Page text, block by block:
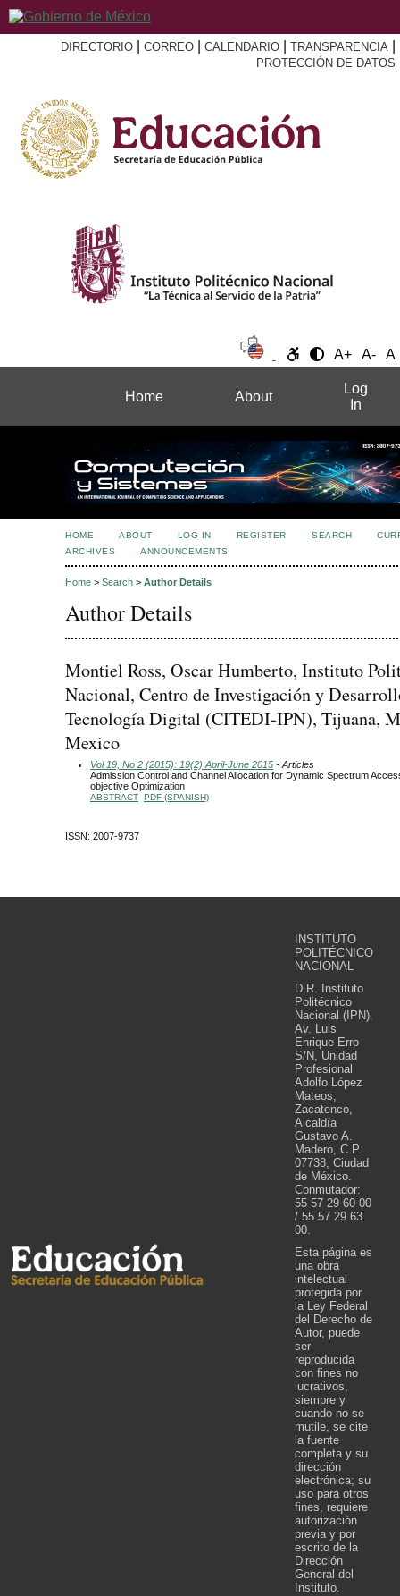
DIRECTORIO CORREO CALENDARIO TRANSPARENCIA
PROTECCIÓN DE DATOS
A+ A- A
Home About
Log
In
HOME ABOUT LOG IN REGISTER SEARCH
ARCHIVES
ANNOUNCEMENTS
Home > Search > Author Details
Author Details
Montiel Ross, Oscar Humberto, Instituto
Nacional, Centro de Investigación y
Tecnología Digital (CITEDI-IPN), Tijuana,
Mexico
Vol 19, No 2 (2015): 19(2) April-June 2015 - Articles
Admission Control and Channel Allocation for Dynamic Spectrum
objective Optimization
ABSTRACT PDF (SPANISH)
ISSN: 2007-9737
INSTITUTO
POLITÉCNICO
NACIONAL
D.R. Instituto
Politécnico
Nacional (IPN).
Av. Luis
Enrique Erro
S/N, Unidad
Profesional
Adolfo López
Mateos,
Zacatenco,
Alcaldía
Gustavo A.
Madero, C.P.
07738, Ciudad
de México.
Conmutador:
55 57 29 60 00
/ 55 57 29 63
00.
Esta página es
una obra
intelectual
protegida por
la Ley Federal
del Derecho de
Autor, puede
ser
reproducida
con fines no
lucrativos,
siempre y
cuando no se
mutile, se cite
la fuente
completa y su
dirección
electrónica; su
uso para otros
fines, requiere
autorización
previa y por
escrito de la
Dirección
General del
Instituto.